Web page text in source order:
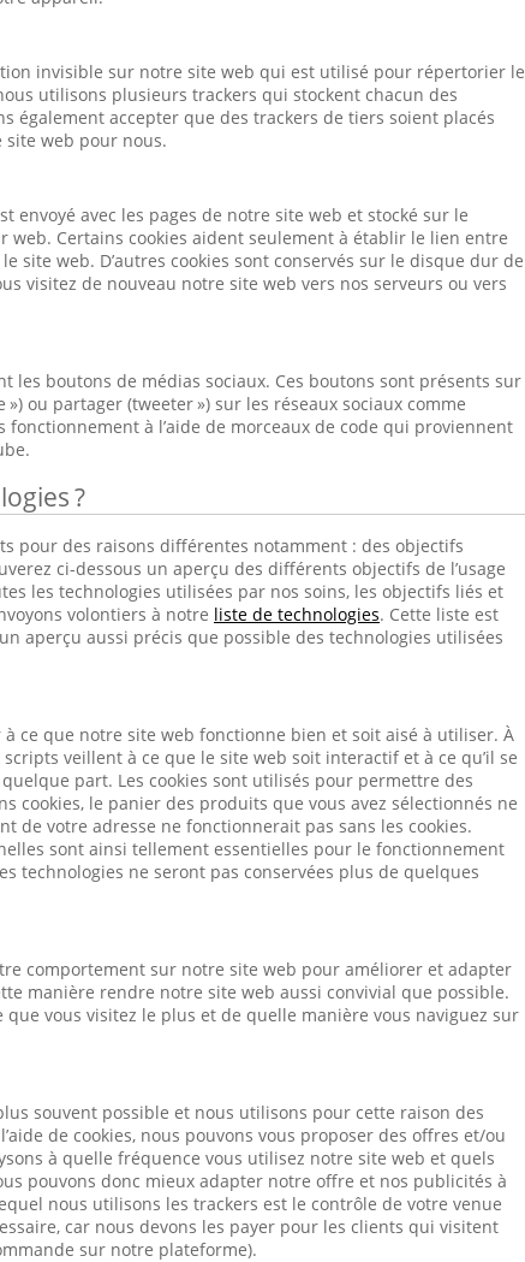
invisible sur notre site web qui est utilisé pour répertorier le
utilisons plusieurs trackers qui stockent chacun des
également accepter que des trackers de tiers soient placés
web pour nous.
avec les pages de notre site web et stocké sur le
Certains cookies aident seulement à établir le lien entre
site web. D’autres cookies sont conservés sur le disque dur de
visitez de nouveau notre site web vers nos serveurs ou vers
les boutons de médias sociaux. Ces boutons sont présents sur
ou partager (tweeter ») sur les réseaux sociaux comme
fonctionnement à l’aide de morceaux de code qui proviennent
?
pour des raisons différentes notamment : des objectifs
ci-dessous un aperçu des différents objectifs de l’usage
les technologies utilisées par nos soins, les objectifs liés et
volontiers à notre liste de technologies. Cette liste est
aperçu aussi précis que possible des technologies utilisées
ce que notre site web fonctionne bien et soit aisé à utiliser. À
veillent à ce que le site web soit interactif et à ce qu’il se
part. Les cookies sont utilisés pour permettre des
cookies, le panier des produits que vous avez sélectionnés ne
de votre adresse ne fonctionnerait pas sans les cookies.
sont ainsi tellement essentielles pour le fonctionnement
technologies ne seront pas conservées plus de quelques
comportement sur notre site web pour améliorer et adapter
manière rendre notre site web aussi convivial que possible.
vous visitez le plus et de quelle manière vous naviguez sur
souvent possible et nous utilisons pour cette raison des
de cookies, nous pouvons vous proposer des offres et/ou
à quelle fréquence vous utilisez notre site web et quels
pouvons donc mieux adapter notre offre et nos publicités à
nous utilisons les trackers est le contrôle de votre venue
car nous devons les payer pour les clients qui visitent
sur notre plateforme).